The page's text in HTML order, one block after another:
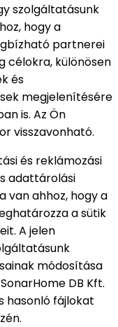
szolgáltatásunk
hogy a
partnerei
célokra, különösen
és
megjelenítésére
is. Az Ön
visszavonható.
és reklámozási
adattárolási
van ahhoz, hogy a
a sütik
A jelen
módosítása
DB Kft.
hasonló fájlokat